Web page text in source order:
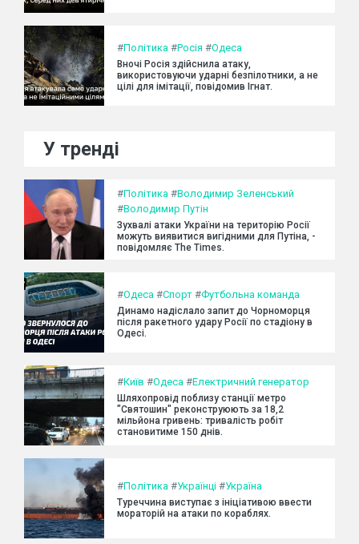
#Політика #Росія #Одеса
Вночі Росія здійснила атаку,
використовуючи ударні безпілотники, а не
цілі для імітації, повідомив Ігнат.
У тренді
#Політика #Володимир Зеленський
#Володимир Путін
Зухвалі атаки України на територію Росії
можуть виявитися вигідними для Путіна, -
повідомляє The Times.
#Одеса #Спорт #Футбольна команда
Динамо надіслало запит до Чорноморця
після ракетного удару Росії по стадіону в
Одесі.
#Київ #Одеса #Електричний генератор
Шляхопровід поблизу станції метро
"Святошин" реконструюють за 18,2
мільйона гривень: тривалість робіт
становитиме 150 днів.
#Політика #Українці #Україна
Туреччина виступає з ініціативою ввести
мораторій на атаки по кораблях.